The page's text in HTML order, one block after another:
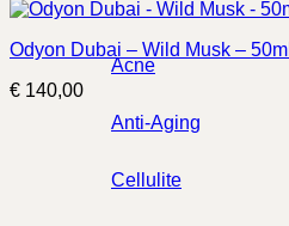
Acne
Anti-Aging
Cellulite
Odyon Dubai – Wild Musk – 50ml
€ 140,00